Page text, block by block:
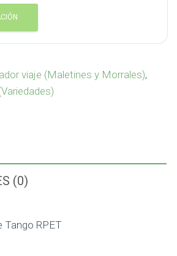
viaje (Maletines y Morrales),
(0)
Tango RPET